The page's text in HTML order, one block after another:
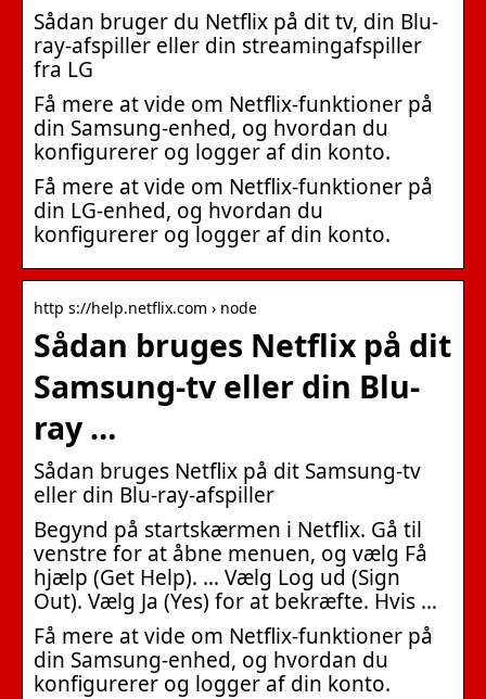
Sådan bruger du Netflix på dit tv, din Blu-
ray-afspiller eller din streamingafspiller
fra LG
Få mere at vide om Netflix-funktioner på
din Samsung-enhed, og hvordan du
konfigurerer og logger af din konto.
Få mere at vide om Netflix-funktioner på
din LG-enhed, og hvordan du
konfigurerer og logger af din konto.
http s://help.netflix.com › node
Sådan bruges Netflix på dit
Samsung-tv eller din Blu-
ray …
Sådan bruges Netflix på dit Samsung-tv
eller din Blu-ray-afspiller
Begynd på startskærmen i Netflix. Gå til
venstre for at åbne menuen, og vælg Få
hjælp (Get Help). … Vælg Log ud (Sign
Out). Vælg Ja (Yes) for at bekræfte. Hvis …
Få mere at vide om Netflix-funktioner på
din Samsung-enhed, og hvordan du
konfigurerer og logger af din konto.